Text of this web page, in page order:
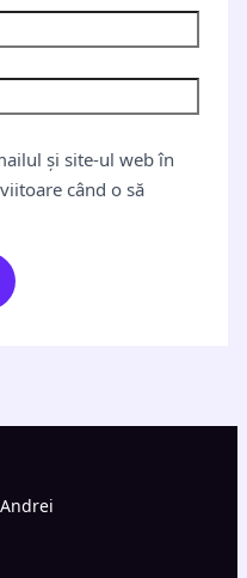
și site-ul web în
când o să